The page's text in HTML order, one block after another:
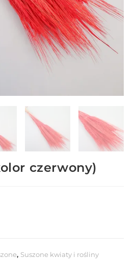
czerwony)
, Suszone kwiaty i rośliny